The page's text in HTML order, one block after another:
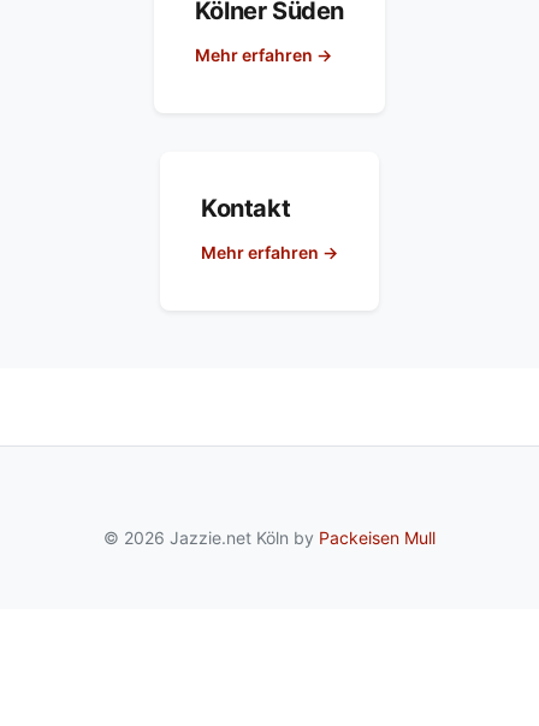
Kölner Süden
Mehr erfahren →
Kontakt
Mehr erfahren →
© 2026 Jazzie.net Köln by Packeisen Mull